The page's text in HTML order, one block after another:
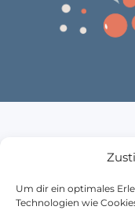
Um dir ein optimales
Technologien wie